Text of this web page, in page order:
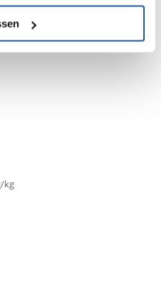
Proteine mit hoher biologischer
kg